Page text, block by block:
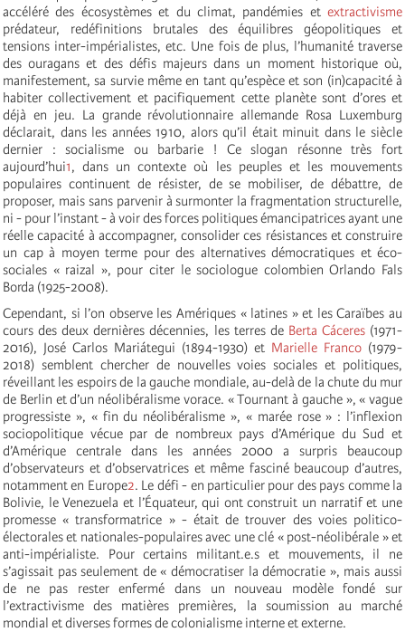
accéléré des écosystèmes et du climat, pandémies et extractivisme
prédateur, redéfinitions brutales des équilibres géopolitiques et
tensions inter-impérialistes, etc. Une fois de plus, l’humanité traverse
des ouragans et des défis majeurs dans un moment historique où,
manifestement, sa survie même en tant qu’espèce et son (in)capacité à
habiter collectivement et pacifiquement cette planète sont d’ores et
déjà en jeu. La grande révolutionnaire allemande Rosa Luxemburg
déclarait, dans les années 1910, alors qu’il était minuit dans le siècle
dernier : socialisme ou barbarie ! Ce slogan résonne très fort
aujourd’hui1, dans un contexte où les peuples et les mouvements
populaires continuent de résister, de se mobiliser, de débattre, de
proposer, mais sans parvenir à surmonter la fragmentation structurelle,
ni - pour l’instant - à voir des forces politiques émancipatrices ayant une
réelle capacité à accompagner, consolider ces résistances et construire
un cap à moyen terme pour des alternatives démocratiques et éco-
sociales « raizal », pour citer le sociologue colombien Orlando Fals
Borda (1925-2008).
Cependant, si l’on observe les Amériques « latines » et les Caraïbes au
cours des deux dernières décennies, les terres de Berta Cáceres(1971-
2016), José Carlos Mariátegui (1894-1930) et Marielle Franco (1979-
2018) semblent chercher de nouvelles voies sociales et politiques,
réveillant les espoirs de la gauche mondiale, au-delà de la chute du mur
de Berlin et d’un néolibéralisme vorace. « Tournant à gauche », « vague
progressiste », « fin du néolibéralisme », « marée rose » : l’inflexion
sociopolitique vécue par de nombreux pays d’Amérique du Sud et
d’Amérique centrale dans les années 2000 a surpris beaucoup
d’observateurs et d’observatrices et même fasciné beaucoup d’autres,
notamment en Europe2. Le défi - en particulier pour des pays comme la
Bolivie, le Venezuela et l’Équateur, qui ont construit un narratif et une
promesse « transformatrice » - était de trouver des voies politico-
électorales et nationales-populaires avec une clé « post-néolibérale » et
anti-impérialiste. Pour certains militant.e.s et mouvements, il ne
s’agissait pas seulement de « démocratiser la démocratie », mais aussi
de ne pas rester enfermé dans un nouveau modèle fondé sur
l’extractivisme des matières premières, la soumission au marché
mondial et diverses formes de colonialisme interne et externe.